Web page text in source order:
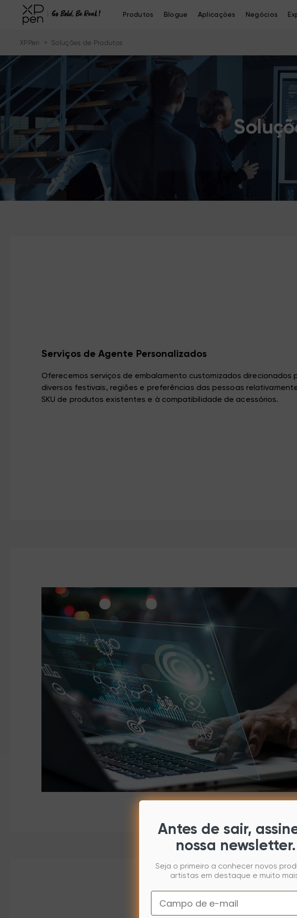
Produtos Blogue Aplicações Negócios
XPPen > Soluções de Produtos
Serviços de Agente Personalizados
Oferecemos serviços de embalamento customizados direcionados
diversos festivais, regiões e preferências das pessoas
SKU de produtos existentes e à compatibilidade de acessórios.
Antes de sair,
nossa newsletter.
Seja o primeiro a conhecer novos
artistas em destaque e muito
Email